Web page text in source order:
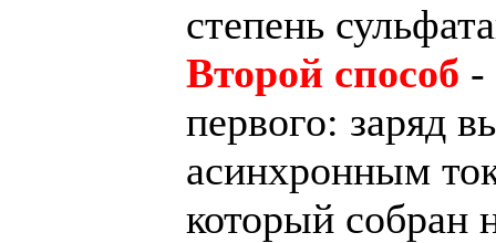
степень
Второй способ -
первого: заряд
асинхронным
который собран